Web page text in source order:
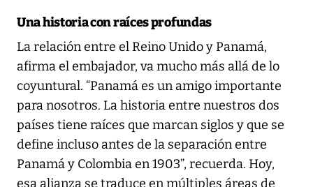
Una historia con raíces profundas
La relación entre el Reino Unido y Panamá,
afirma el embajador, va mucho más allá de lo
coyuntural. “Panamá es un amigo importante
para nosotros. La historia entre nuestros dos
países tiene raíces que marcan siglos y que se
define incluso antes de la separación entre
Panamá y Colombia en 1903”, recuerda. Hoy,
esa alianza se traduce en múltiples áreas de